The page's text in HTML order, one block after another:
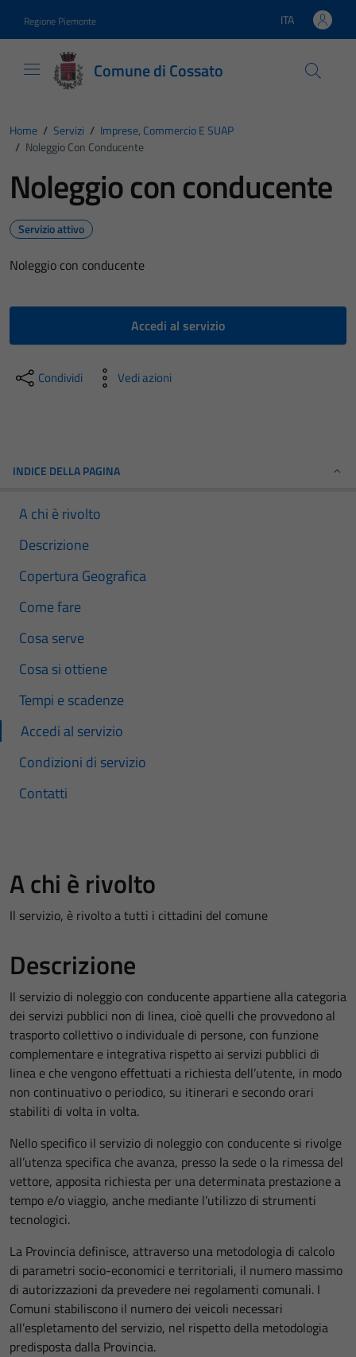
Regione Piemonte Lingua attiva:
ITA
Comune di Cossato
Home / Servizi / Imprese, Commercio E SUAP
/ Noleggio Con Conducente
Noleggio con conducente
Servizio attivo
Noleggio con conducente
Accedi al servizio
Condividi Vedi azioni
INDICE DELLA PAGINA
A chi è rivolto
Descrizione
Copertura Geografica
Come fare
Cosa serve
Cosa si ottiene
Tempi e scadenze
Accedi al servizio
Condizioni di servizio
Contatti
A chi è rivolto
Il servizio, è rivolto a tutti i cittadini del comune
Descrizione
Il servizio di noleggio con conducente appartiene alla categoria
dei servizi pubblici non di linea, cioè quelli che provvedono al
trasporto collettivo o individuale di persone, con funzione
complementare e integrativa rispetto ai servizi pubblici di
linea e che vengono effettuati a richiesta dell’utente, in modo
non continuativo o periodico, su itinerari e secondo orari
stabiliti di volta in volta.
Nello specifico il servizio di noleggio con conducente si rivolge
all’utenza specifica che avanza, presso la sede o la rimessa del
vettore, apposita richiesta per una determinata prestazione a
tempo e/o viaggio, anche mediante l’utilizzo di strumenti
tecnologici.
La Provincia definisce, attraverso una metodologia di calcolo
di parametri socio-economici e territoriali, il numero massimo
di autorizzazioni da prevedere nei regolamenti comunali. I
Comuni stabiliscono il numero dei veicoli necessari
all’espletamento del servizio, nel rispetto della metodologia
predisposta dalla Provincia.